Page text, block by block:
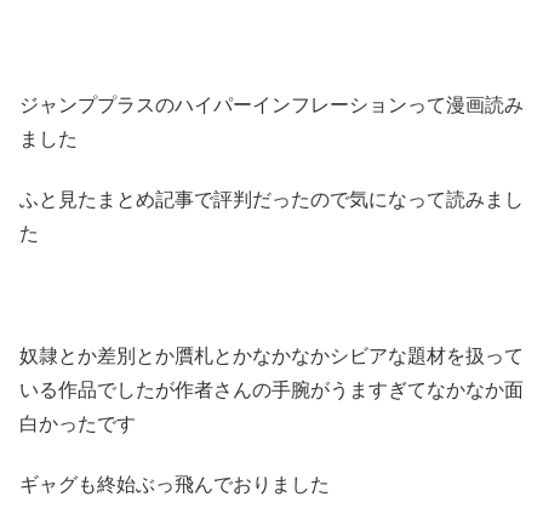
ジャンププラスのハイパーインフレーションって漫画読み
ました
ふと見たまとめ記事で評判だったので気になって読みまし
た
奴隷とか差別とか贋札とかなかなかシビアな題材を扱って
いる作品でしたが作者さんの手腕がうますぎてなかなか面
白かったです
ギャグも終始ぶっ飛んでおりました